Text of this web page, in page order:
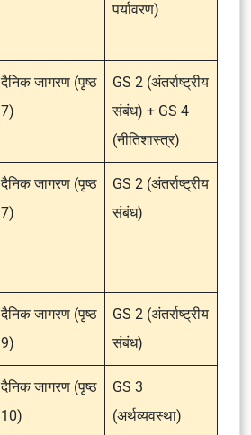
पर्यावरण)
दैनिक जागरण (पृष्ठ
7)
GS 2 (अंतर्राष्ट्रीय
संबंध) + GS 4
(नीतिशास्त्र)
दैनिक जागरण (पृष्ठ
7)
GS 2 (अंतर्राष्ट्रीय
संबंध)
दैनिक जागरण (पृष्ठ
9)
GS 2 (अंतर्राष्ट्रीय
संबंध)
दैनिक जागरण (पृष्ठ
10)
GS 3
(अर्थव्यवस्था)